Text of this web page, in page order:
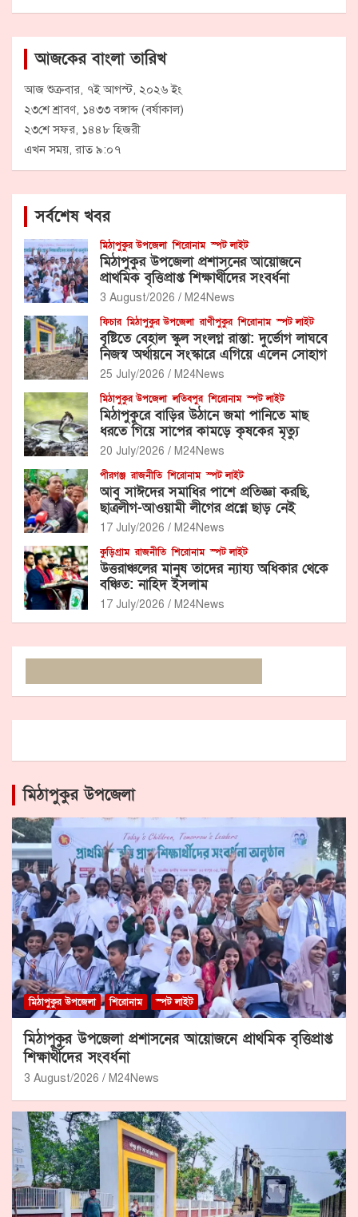
আজকের বাংলা তারিখ
আজ শুক্রবার, ৭ই আগস্ট, ২০২৬ ইং
২৩শে শ্রাবণ, ১৪৩৩ বঙ্গাব্দ (বর্ষাকাল)
২৩শে সফর, ১৪৪৮ হিজরী
এখন সময়, রাত ৯:০৭
সর্বশেষ খবর
মিঠাপুকুর উপজেলা শিরোনাম স্পট লাইট
মিঠাপুকুর উপজেলা প্রশাসনের আয়োজনে
প্রাথমিক বৃত্তিপ্রাপ্ত শিক্ষার্থীদের সংবর্ধনা
3 August/2026 M24News
ফিচার মিঠাপুকুর উপজেলা রাণীপুকুর শিরোনাম স্পট লাইট
বৃষ্টিতে বেহাল স্কুল সংলগ্ন রাস্তা: দুর্ভোগ লাঘবে
নিজস্ব অর্থায়নে সংস্কারে এগিয়ে এলেন সোহাগ
25 July/2026 M24News
মিঠাপুকুর উপজেলা লতিবপুর শিরোনাম স্পট লাইট
মিঠাপুকুরে বাড়ির উঠানে জমা পানিতে মাছ
ধরতে গিয়ে সাপের কামড়ে কৃষকের মৃত্যু
20 July/2026 M24News
পীরগঞ্জ রাজনীতি শিরোনাম স্পট লাইট
আবু সাঈদের সমাধির পাশে প্রতিজ্ঞা করছি,
ছাত্রলীগ-আওয়ামী লীগের প্রশ্নে ছাড় নেই
17 July/2026 M24News
কুড়িগ্রাম রাজনীতি শিরোনাম স্পট লাইট
উত্তরাঞ্চলের মানুষ তাদের ন্যায্য অধিকার থেকে
বঞ্চিত: নাহিদ ইসলাম
17 July/2026 M24News
মিঠাপুকুর উপজেলা
মিঠাপুকুর উপজেলা শিরোনাম স্পট লাইট
মিঠাপুকুর উপজেলা প্রশাসনের আয়োজনে প্রাথমিক বৃত্তিপ্রাপ্ত
শিক্ষার্থীদের সংবর্ধনা
3 August/2026 M24News